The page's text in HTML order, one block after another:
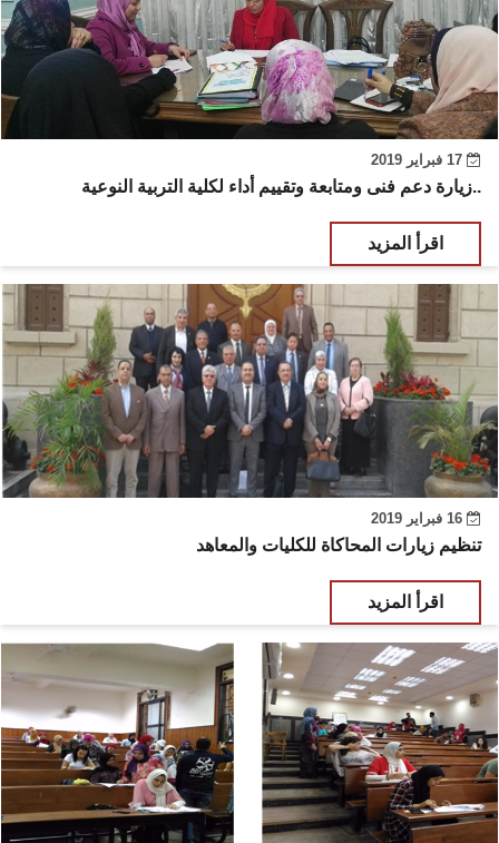
زيارة دعم فنى ومتابعة وتقييم أداء لكلية التربية النوعية..
اقرأ المزيد
تنظيم زيارات المحاكاة للكليات والمعاهد
اقرأ المزيد